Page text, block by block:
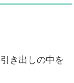
き出しの中を